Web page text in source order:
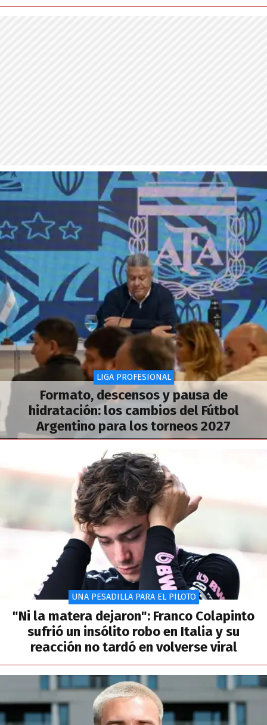
LIGA PROFESIONAL
Formato, descensos y pausa de
hidratación: los cambios del Fútbol
Argentino para los torneos 2027
UNA PESADILLA PARA EL PILOTO
"Ni la matera dejaron": Franco Colapinto
sufrió un insólito robo en Italia y su
reacción no tardó en volverse viral